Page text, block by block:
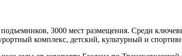
3000 мест размещения. Среди
комплекс, детский, культурный и